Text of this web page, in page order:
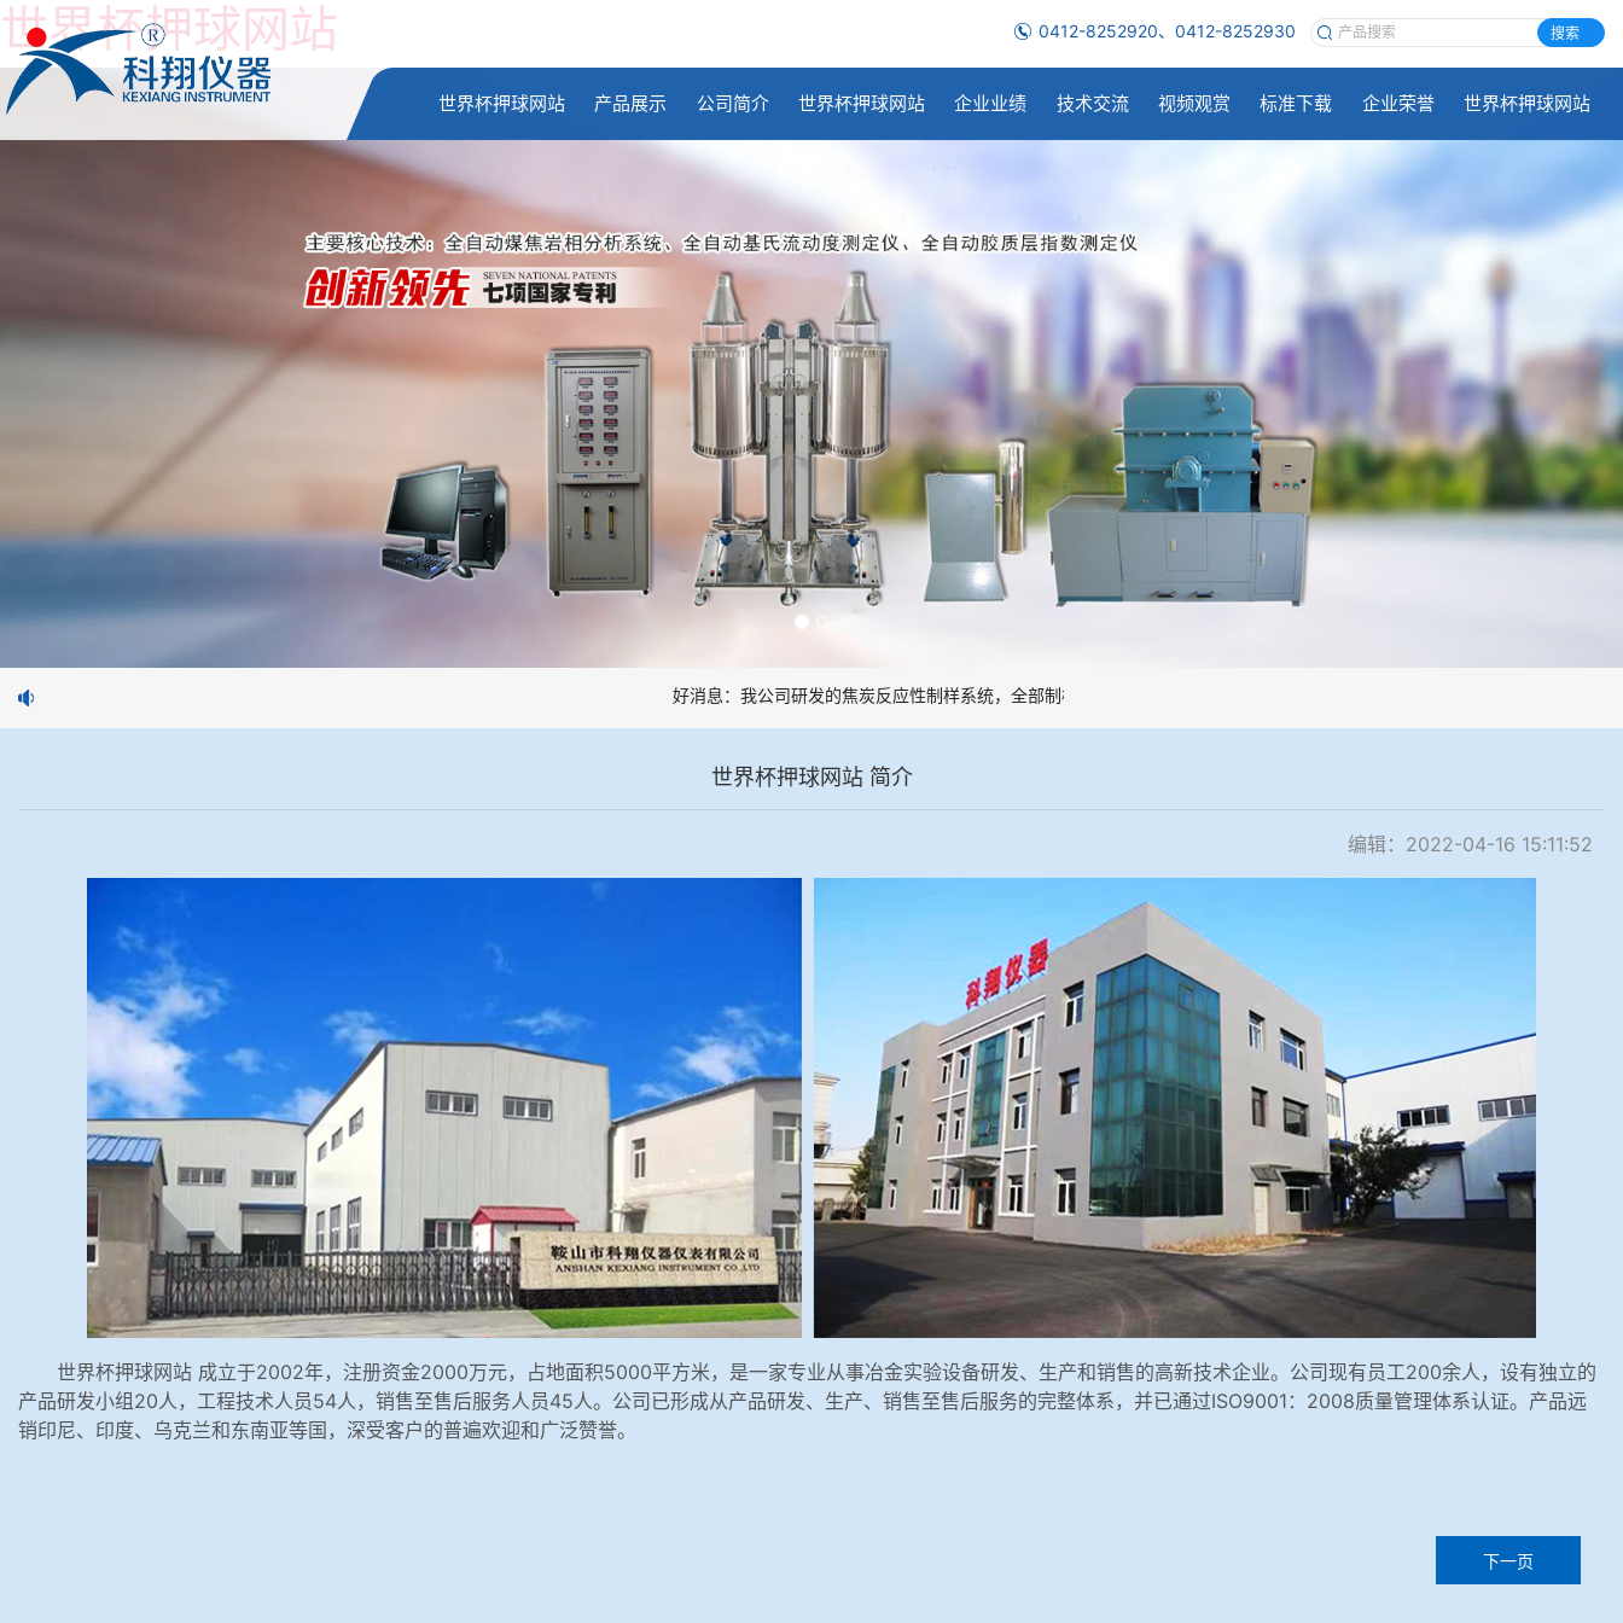
世界杯押球网站 0412-8252920、0412-8252930 搜索
世界杯押球网站 产品展示 公司简介 世界杯押球网站 企业业绩 技术交流 视频观赏 标准下载 企业荣誉 世界杯押球网站
好消息：我公司研发的焦炭反应性制样系统，全部制样过程机械化操作，没有人为误差，焦球形状与人工制焦球法一致或优于人工
世界杯押球网站 简介
编辑：2022-04-16 15:11:52
世界杯押球网站 成立于2002年，注册资金2000万元，占地面积5000平方米，是一家专业从事冶金实验设备研发、生产和销售的高新技术企业。公司现有员工200余人，设有独立的
产品研发小组20人，工程技术人员54人，销售至售后服务人员45人。公司已形成从产品研发、生产、销售至售后服务的完整体系，并已通过ISO9001：2008质量管理体系认证。产品远
销印尼、印度、乌克兰和东南亚等国，深受客户的普遍欢迎和广泛赞誉。
下一页